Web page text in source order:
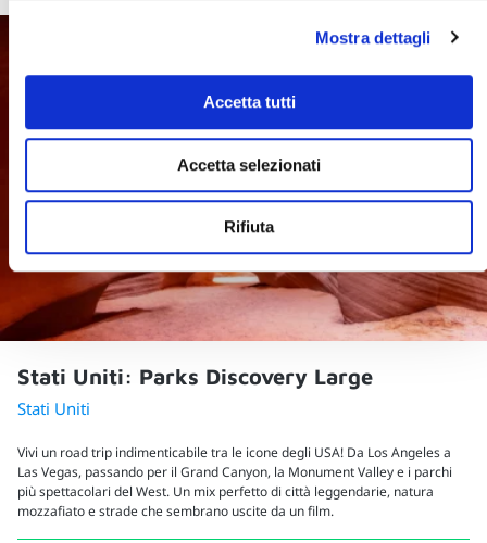
Mostra dettagli
Accetta tutti
Accetta selezionati
Rifiuta
Stati Uniti: Parks Discovery Large
Stati Uniti
Vivi un road trip indimenticabile tra le icone degli USA! Da Los Angeles a
Las Vegas, passando per il Grand Canyon, la Monument Valley e i parchi
più spettacolari del West. Un mix perfetto di città leggendarie, natura
mozzafiato e strade che sembrano uscite da un film.